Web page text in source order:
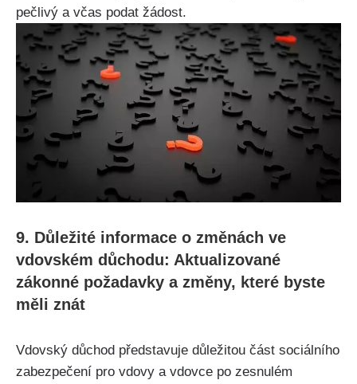
pečlivý a včas podat žádost.
9. Důležité informace o změnách ve
vdovském důchodu: Aktualizované
zákonné požadavky a změny, které byste
měli znát
Vdovský důchod představuje důležitou část sociálního
zabezpečení pro vdovy a vdovce po zesnulém